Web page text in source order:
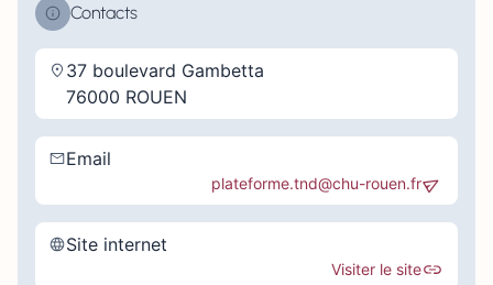
Contacts
37 boulevard Gambetta
76000 ROUEN
Email
plateforme.tnd@chu-rouen.fr
Site internet
Visiter le site